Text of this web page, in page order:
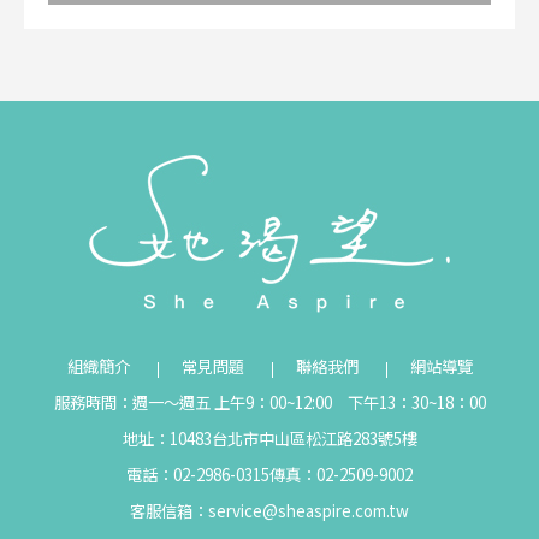
組織簡介 常見問題 聯絡我們
網站導覽
服務時間：週一～週五 上午9：00~12:00 下午13：30~18：00
地址：10483台北市中山區松江路283號5樓
電話：02-2986-0315傳真：02-2509-9002
客服信箱： service@sheaspire.com.tw